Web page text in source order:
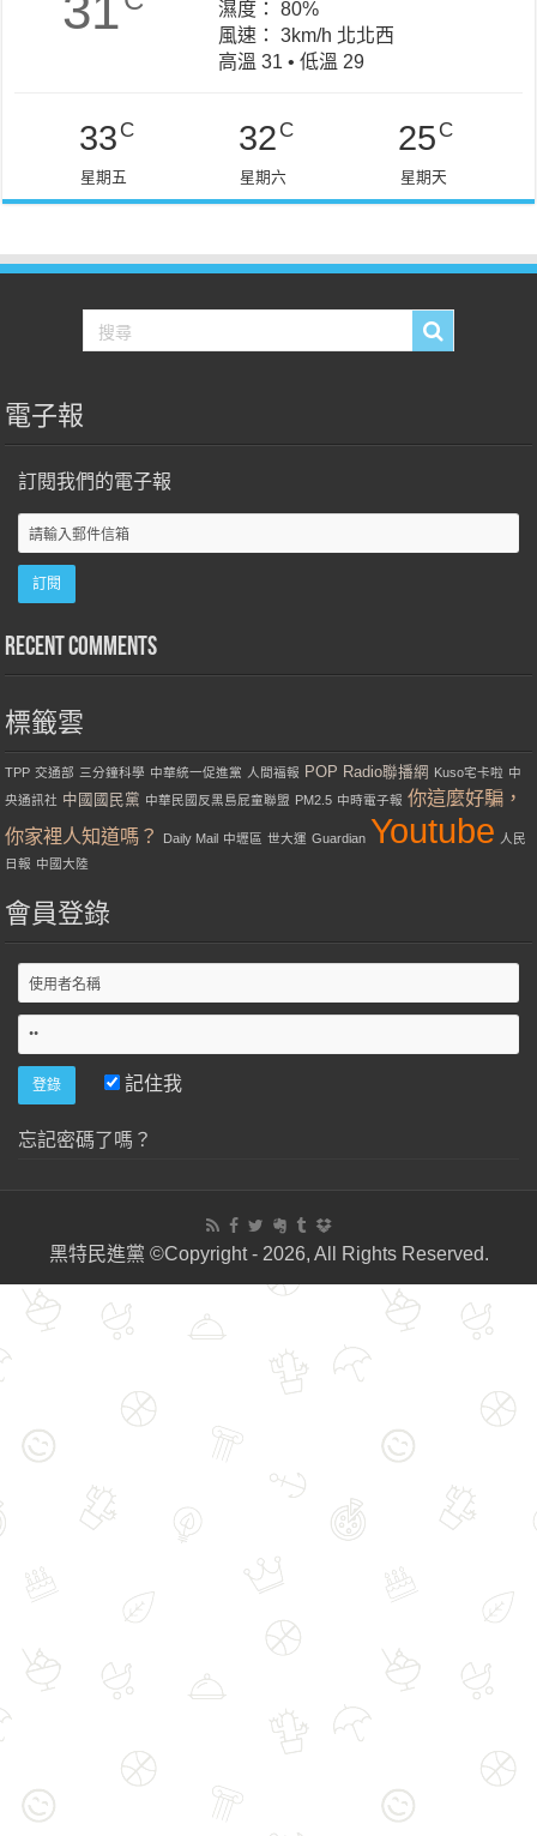
濕度： 80%
風速： 3km/h 北北西
高溫 31 • 低溫 29
33 C
星期五
32 C
星期六
25 C
星期天
電子報
訂閱我們的電子報
Recent Comments
標籤雲
TPP 交通部 三分鐘科學 中華統一促進黨 人間福報 POP Radio聯播網 Kuso宅卡啦 中
央通訊社 中國國民黨 中華民國反黑島屁童聯盟 PM2.5 中時電子報 你這麼好騙，
你家裡人知道嗎？
Daily Mail 中壢區 世大運 Guardian Youtube 人民
日報 中國大陸
會員登錄
記住我
忘記密碼了嗎？
黑特民進黨 ©Copyright - 2026, All Rights Reserved.